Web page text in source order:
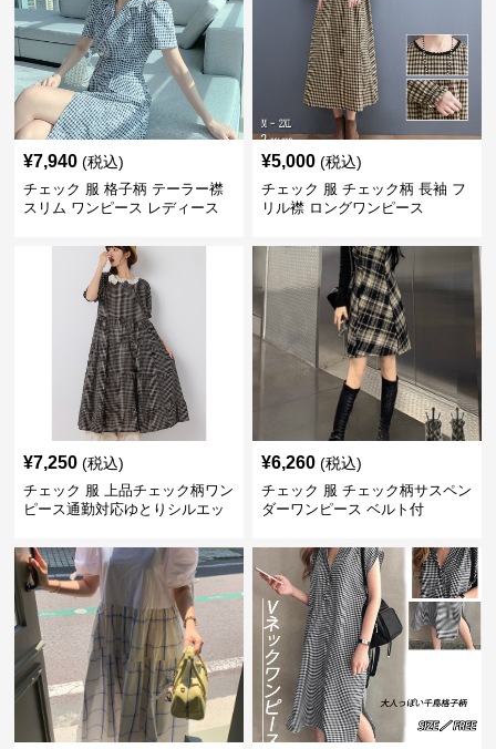
¥7,940 (税込)
チェック 服 格子柄 テーラー襟
スリム ワンピース レディース
¥5,000 (税込)
チェック 服 チェック柄 長袖 フ
リル襟 ロングワンピース
¥7,250 (税込)
チェック 服 上品チェック柄ワン
ピース通勤対応ゆとりシルエッ
¥6,260 (税込)
チェック 服 チェック柄サスペン
ダーワンピース ベルト付